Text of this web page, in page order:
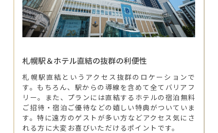
札幌駅＆ホテル直結の抜群の利便性
札幌駅直結というアクセス抜群のロケーションで
す。もちろん、駅からの導線を含めて全てバリアフ
リー。また、プランには直結するホテルの宿泊無料
ご招待・宿泊ご優待などの嬉しい特典がついていま
す。特に遠方のゲストが多い方などアクセス気にさ
れる方に大変お喜びいただけるポイントです。